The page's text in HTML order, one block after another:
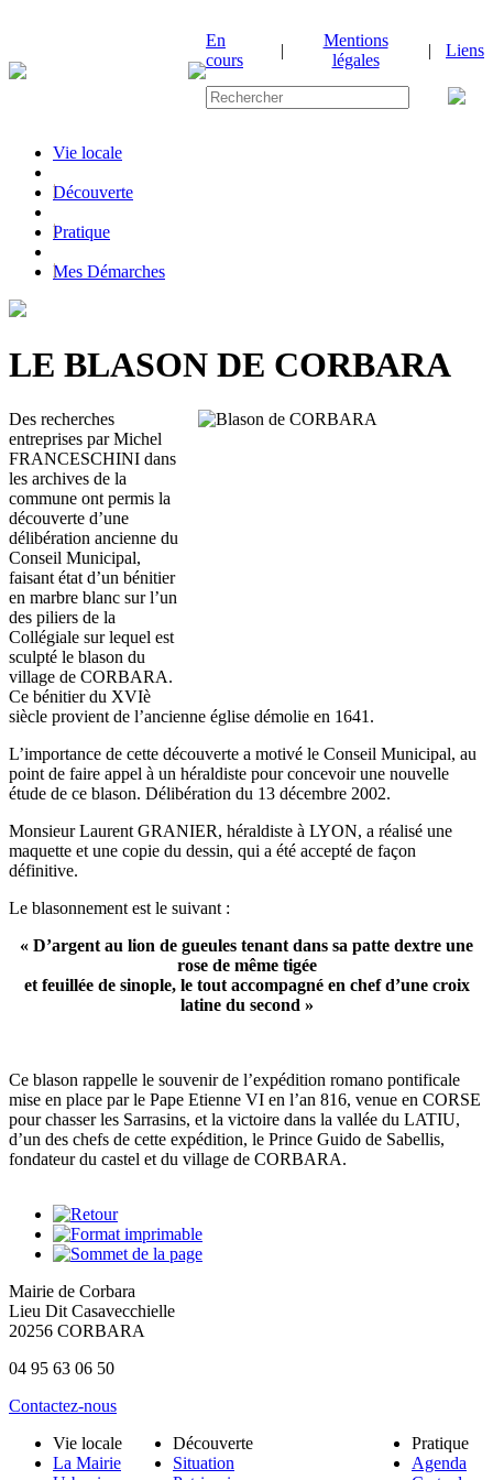
En
cours
|
Mentions
légales
| Liens
Vie locale
|Découverte
|Pratique
|Mes Démarches
LE BLASON DE CORBARA
Des recherches
entreprises par Michel
FRANCESCHINI dans
les archives de la
commune ont permis la
découverte d’une
délibération ancienne du
Conseil Municipal,
faisant état d’un bénitier
en marbre blanc sur l’un
des piliers de la
Collégiale sur lequel est
sculpté le blason du
village de CORBARA.
Ce bénitier du XVIè
siècle provient de l’ancienne église démolie en 1641.
L’importance de cette découverte a motivé le Conseil Municipal, au
point de faire appel à un héraldiste pour concevoir une nouvelle
étude de ce blason. Délibération du 13 décembre 2002.
Monsieur Laurent GRANIER, héraldiste à LYON, a réalisé une
maquette et une copie du dessin, qui a été accepté de façon
définitive.
Le blasonnement est le suivant :
« D’argent au lion de gueules tenant dans sa patte dextre une
rose de même tigée
et feuillée de sinople, le tout accompagné en chef d’une croix
latine du second »
Ce blason rappelle le souvenir de l’expédition romano pontificale
mise en place par le Pape Etienne VI en l’an 816, venue en CORSE
pour chasser les Sarrasins, et la victoire dans la vallée du LATIU,
d’un des chefs de cette expédition, le Prince Guido de Sabellis,
fondateur du castel et du village de CORBARA.
Mairie de Corbara
Lieu Dit Casavecchielle
20256 CORBARA
04 95 63 06 50
Contactez-nous
Vie locale
La Mairie
Découverte
Situation
Pratique
Agenda